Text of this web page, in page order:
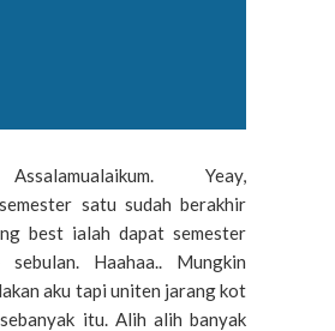
Yeay,
satu sudah berakhir
best ialah dapat semester
sebulan. Haahaa.. Mungkin
aku tapi uniten jarang kot
itu. Alih alih banyak